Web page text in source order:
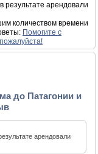
результате арендовали
количеством времени
Помогите с
до Патагонии и
арендовали